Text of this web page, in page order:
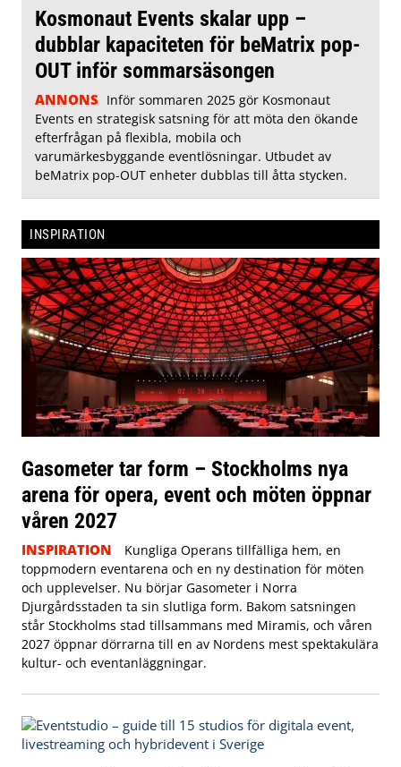
Kosmonaut Events skalar upp –
dubblar kapaciteten för beMatrix pop-
OUT inför sommarsäsongen
ANNONS Inför sommaren 2025 gör Kosmonaut
Events en strategisk satsning för att möta den ökande
efterfrågan på flexibla, mobila och
varumärkesbyggande eventlösningar. Utbudet av
beMatrix pop-OUT enheter dubblas till åtta stycken.
INSPIRATION
Gasometer tar form – Stockholms nya
arena för opera, event och möten öppnar
våren 2027
INSPIRATION
Kungliga Operans tillfälliga hem, en
toppmodern eventarena och en ny destination för möten
och upplevelser. Nu börjar Gasometer i Norra
Djurgårdsstaden ta sin slutliga form. Bakom satsningen
står Stockholms stad tillsammans med Miramis, och våren
2027 öppnar dörrarna till en av Nordens mest spektakulära
kultur- och eventanläggningar.